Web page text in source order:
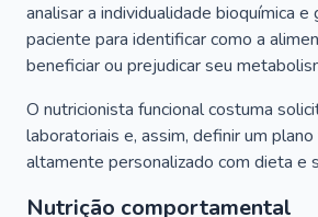
analisar a individualidade bioquímica e
paciente para identificar como a
beneficiar ou prejudicar seu
O nutricionista funcional costuma
laboratoriais e, assim, definir um
altamente personalizado com dieta e
Nutrição comportamental